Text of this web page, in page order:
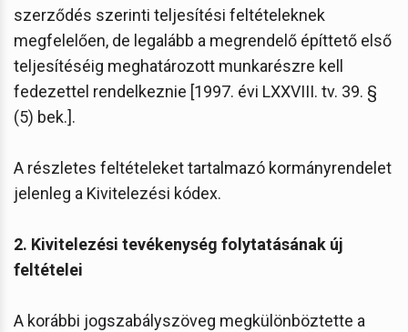
szerződés szerinti teljesítési feltételeknek
megfelelően, de legalább a megrendelő építtető első
teljesítéséig meghatározott munkarészre kell
fedezettel rendelkeznie [1997. évi LXXVIII. tv. 39. §
(5) bek.].
A részletes feltételeket tartalmazó kormányrendelet
jelenleg a Kivitelezési kódex.
2. Kivitelezési tevékenység folytatásának új
feltételei
A korábbi jogszabályszöveg megkülönböztette a